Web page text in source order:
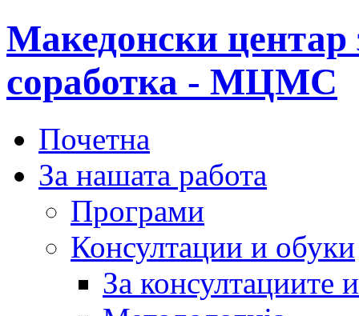
Македонски центар
соработка - МЦМС
Почетна
За нашата работа
Програми
Консултации и обуки
За консултациите